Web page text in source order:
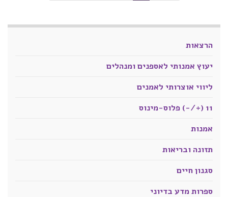
הרצאות
יעוץ אמנותי לאספנים ומנהלים
ליווי אוצרותי לאמנים
11 (+/-) פלוס-מינוס
אמנות
תזונה ובריאות
סגנון חיים
ספרות מדע בדיוני